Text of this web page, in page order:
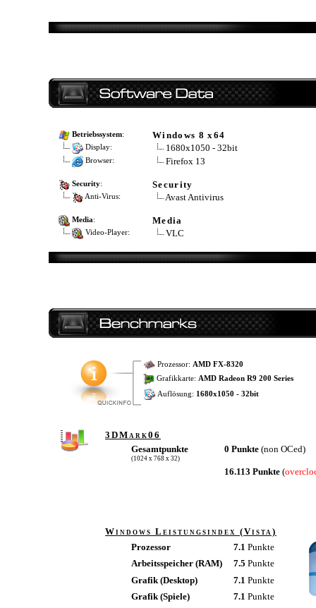
Betriebssystem: Windows 8 x64
Display: 1680x1050 - 32bit
Browser: Firefox 13
Security: Security
Anti-Virus: Avast Antivirus
Media: Media
Video-Player: VLC
Prozessor: AMD FX-8320
Grafikkarte: AMD Radeon R9 200 Series
Auflösung: 1680x1050 - 32bit
3DMark06
Gesamtpunkte
(1024 x 768 x 32)
0 Punkte (non OCed)
16.113 Punkte (
Windows Leistungsindex (Vista)
Prozessor
7.1 Punkte
Arbeitsspeicher (RAM)
7.5 Punkte
Grafik (Desktop)
7.1 Punkte
Grafik (Spiele)
7.1 Punkte